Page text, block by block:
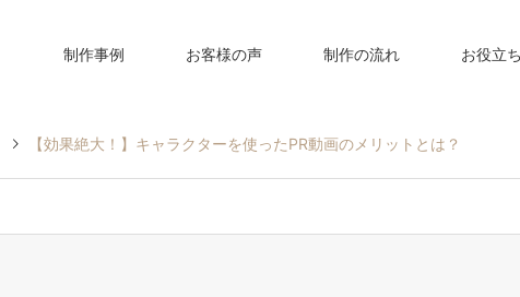
制作事例 お客様の声 制作の流れ お役立
【効果絶大！】キャラクターを使ったPR動画のメリットとは？